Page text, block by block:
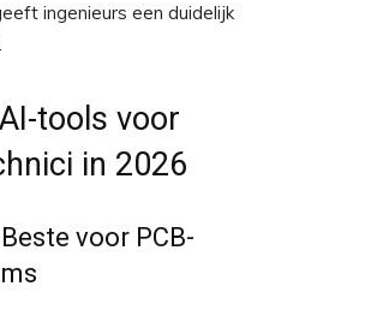
ingenieurs een duidelijk
tools voor
in 2026
voor PCB-